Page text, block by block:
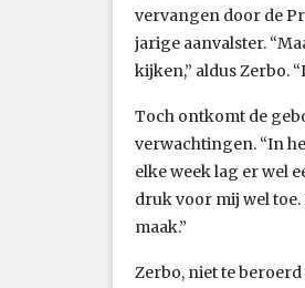
vervangen door de
jarige aanvalster.
kijken,” aldus Zerbo.
Toch ontkomt de
verwachtingen. “In
elke week lag er wel
druk voor mij wel
maak.”
Zerbo, niet te